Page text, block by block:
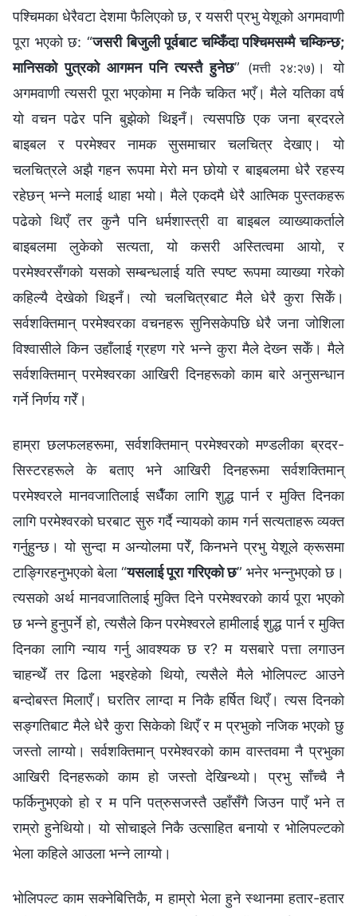
पश्चिमका धेरैवटा देशमा फैलिएको छ, र यसरी प्रभु येशूको अगमवाणी
पूरा भएको छ: “जसरी बिजुली पूर्वबाट चम्किँदा पश्‍चिमसम्मै चम्‍किन्‍छ;
मानिसको पुत्रको आगमन पनि त्यस्तै हुनेछ” (मत्ती २४:२७) । यो
अगमवाणी त्यसरी पूरा भएकोमा म निकै चकित भएँ। मैले यतिका वर्ष
यो वचन पढेर पनि बुझेको थिइनँ। त्यसपछि एक जना ब्रदरले
बाइबल र परमेश्‍वर नामक सुसमाचार चलचित्र देखाए। यो
चलचित्रले अझै गहन रूपमा मेरो मन छोयो र बाइबलमा धेरै रहस्य
रहेछन् भन्‍ने मलाई थाहा भयो। मैले एकदमै धेरै आत्मिक पुस्तकहरू
पढेको थिएँ तर कुनै पनि धर्मशास्‍त्री वा बाइबल व्याख्याकर्ताले
बाइबलमा लुकेको सत्यता, यो कसरी अस्तित्वमा आयो, र
परमेश्‍वरसँगको यसको सम्‍बन्धलाई यति स्पष्ट रूपमा व्याख्या गरेको
कहिल्यै देखेको थिइनँ। त्यो चलचित्रबाट मैले धेरै कुरा सिकेँ।
सर्वशक्तिमान्‌ परमेश्‍वरका वचनहरू सुनिसकेपछि धेरै जना जोशिला
विश्‍वासीले किन उहाँलाई ग्रहण गरे भन्‍ने कुरा मैले देख्‍न सकेँ। मैले
सर्वशक्तिमान् परमेश्‍वरका आखिरी दिनहरूको काम बारे अनुसन्धान
गर्ने निर्णय गरेँ।
हाम्रा छलफलहरूमा, सर्वशक्तिमान्‌ परमेश्‍वरको मण्डलीका ब्रदर-
सिस्टरहरूले के बताए भने आखिरी दिनहरूमा सर्वशक्तिमान्‌
परमेश्‍वरले मानवजातिलाई सधैँका लागि शुद्ध पार्न र मुक्ति दिनका
लागि परमेश्‍वरको घरबाट सुरु गर्दै न्यायको काम गर्न सत्यताहरू व्यक्त
गर्नुहुन्छ। यो सुन्दा म अन्योलमा परेँ, किनभने प्रभु येशूले क्रूसमा
टाङ्गिरहनुभएको बेला “यसलाई पूरा गरिएको छ” भनेर भन्‍नुभएको छ।
त्यसको अर्थ मानवजातिलाई मुक्ति दिने परमेश्‍वरको कार्य पूरा भएको
छ भन्‍ने हुनुपर्ने हो, त्यसैले किन परमेश्‍वरले हामीलाई शुद्ध पार्न र मुक्ति
दिनका लागि न्याय गर्नु आवश्यक छ र? म यसबारे पत्ता लगाउन
चाहन्थेँ तर ढिला भइरहेको थियो, त्यसैले मैले भोलिपल्‍ट आउने
बन्दोबस्त मिलाएँ। घरतिर लाग्दा म निकै हर्षित थिएँ। त्यस दिनको
सङ्गतिबाट मैले धेरै कुरा सिकेको थिएँ र म प्रभुको नजिक भएको छु
जस्तो लाग्यो। सर्वशक्तिमान् परमेश्‍वरको काम वास्तवमा नै प्रभुका
आखिरी दिनहरूको काम हो जस्तो देखिन्थ्यो। प्रभु साँच्‍चै नै
फर्किनुभएको हो र म पनि पत्रुसजस्तै उहाँसँगै जिउन पाएँ भने त
राम्रो हुनेथियो। यो सोचाइले निकै उत्साहित बनायो र भोलिपल्‍टको
भेला कहिले आउला भन्‍ने लाग्यो।
भोलिपल्‍ट काम सक्‍नेबित्तिकै, म हाम्रो भेला हुने स्थानमा हतार-हतार